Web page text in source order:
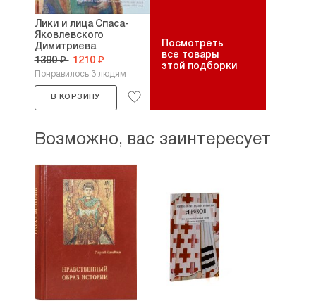
Лики и лица Спаса-
Яковлевского
Димитриева
монастыря....
1390 ₽ 1210 ₽
Понравилось 3 людям
В КОРЗИНУ
Посмотреть
все товары
этой подборки
Возможно, вас заинтересует